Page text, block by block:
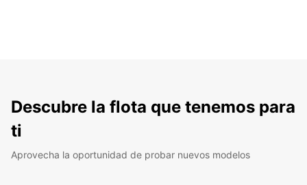
Descubre la flota que tenemos para
ti
Aprovecha la oportunidad de probar nuevos modelos